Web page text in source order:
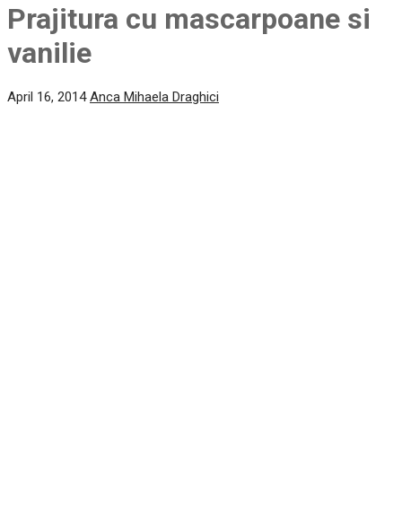
Prajitura cu mascarpoane si
vanilie
April 16, 2014 Anca Mihaela Draghici